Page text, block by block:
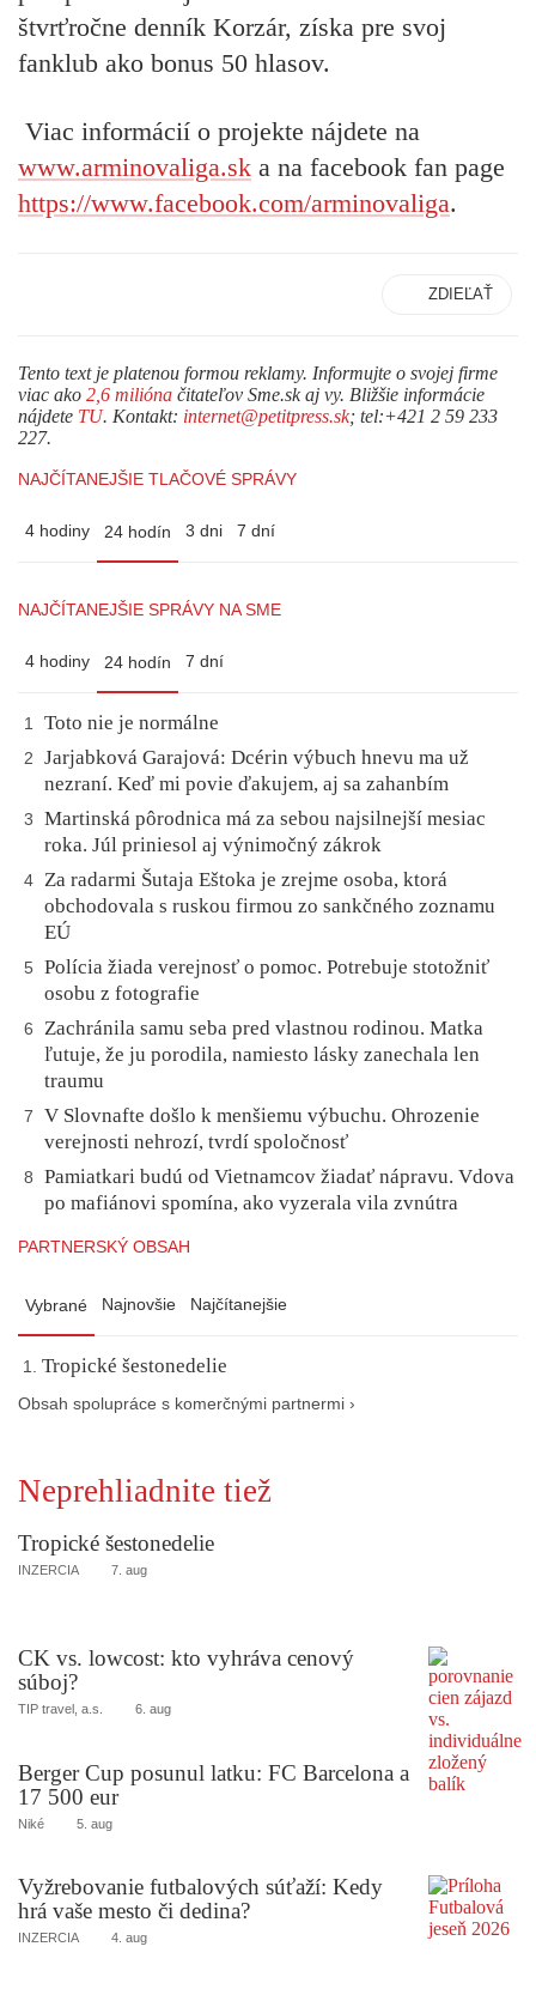
štvrťročne denník Korzár, získa pre svoj
fanklub ako bonus 50 hlasov.
Viac informácií o projekte nájdete na
www.arminovaliga.sk a na facebook fan page
https://www.facebook.com/arminovaliga.
ZDIEĽAŤ
Tento text je platenou formou reklamy. Informujte o svojej firme
viac ako 2,6 milióna čitateľov Sme.sk aj vy. Bližšie informácie
nájdete TU. Kontakt: internet@petitpress.sk; tel:+421 2 59 233
227.
NAJČÍTANEJŠIE TLAČOVÉ SPRÁVY
4 hodiny 24 hodín 3 dni 7 dní
NAJČÍTANEJŠIE SPRÁVY NA SME
4 hodiny 24 hodín 7 dní
1 Toto nie je normálne
2
Jarjabková Garajová: Dcérin výbuch hnevu ma už
nezraní. Keď mi povie ďakujem, aj sa zahanbím
3
Martinská pôrodnica má za sebou najsilnejší mesiac
roka. Júl priniesol aj výnimočný zákrok
4 Za radarmi Šutaja Eštoka je zrejme osoba, ktorá
obchodovala s ruskou firmou zo sankčného zoznamu
EÚ
5
Polícia žiada verejnosť o pomoc. Potrebuje stotožniť
osobu z fotografie
6
Zachránila samu seba pred vlastnou rodinou. Matka
ľutuje, že ju porodila, namiesto lásky zanechala len
traumu
7
V Slovnafte došlo k menšiemu výbuchu. Ohrozenie
verejnosti nehrozí, tvrdí spoločnosť
8
Pamiatkari budú od Vietnamcov žiadať nápravu. Vdova
po mafiánovi spomína, ako vyzerala vila zvnútra
PARTNERSKÝ OBSAH
Vybrané Najnovšie Najčítanejšie
Tropické šestonedelie
Obsah spolupráce s komerčnými partnermi ›
Neprehliadnite tiež
Tropické šestonedelie
INZERCIA 7. aug
CK vs. lowcost: kto vyhráva cenový
súboj?
TIP travel, a.s. 6. aug
Berger Cup posunul latku: FC Barcelona a
17 500 eur
Niké 5. aug
Vyžrebovanie futbalových súťaží: Kedy
hrá vaše mesto či dedina?
INZERCIA 4. aug